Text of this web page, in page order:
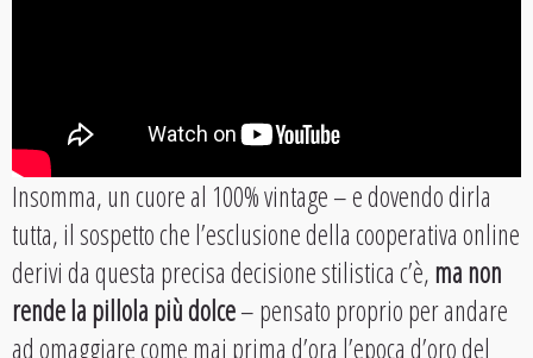
Insomma, un cuore al 100% vintage – e dovendo dirla
tutta, il sospetto che l’esclusione della cooperativa online
derivi da questa precisa decisione stilistica c’è,ma non
rende la pillola più dolce– pensato proprio per andare
ad omaggiare come mai prima d’ora l’epoca d’oro del